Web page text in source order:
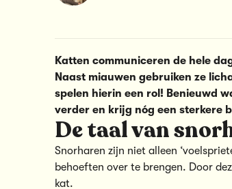
Katten communiceren de hele
Naast miauwen gebruiken ze
spelen hierin een rol! Benieuwd
verder en krijg nóg een sterkere
De taal van
Snorharen zijn niet alleen
behoeften over te brengen. Door
kat.